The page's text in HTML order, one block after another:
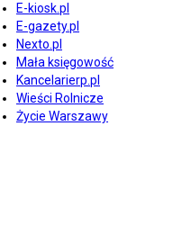
E-kiosk.pl
E-gazety.pl
Nexto.pl
Mała księgowość
Kancelarierp.pl
Wieści Rolnicze
Życie Warszawy